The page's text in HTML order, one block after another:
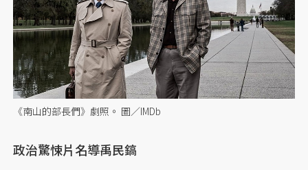
《南山的部長們》劇照。 圖／IMDb
政治驚悚片名導禹民鎬